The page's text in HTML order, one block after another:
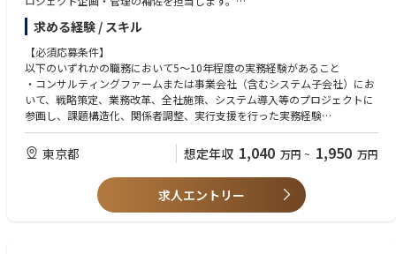
・DevSecOps：CI/CD、IaC、可観測性（Observability）、セキュリティを
包含した、モダンで高速な開発・運用基盤を設計・推進する
▼今期以降の取り組み
・「究極のWESTER体験」の核心となる1to1レコメンドの実現に向け、デ
ータ利活用基盤からマイクロサービスまで含めた、次世代システムアーキ
テクチャの設計・構築
▼働き方の特徴
少人数で裁量を持ちつつ、社内外を巻き込んでプロジェクトを前に進める
・インフラストラクチャ：AWSをメインに、一部Azure・GCPを利用
主に
・プロジェクトマネジメントに関わる課題管理ならびに課題解決等
・チェンジマネジメントに関わるユーザーコミュニケーション・トレーニ
ング等
・プロダクトマネジメントに関わるパートナー・ベンダーコミュニケーシ
ョン等
・並びにプロジェクトマネジメント業務の指導及び人材育成プログラム作
【部署の魅力】
経営企画統轄グループでは、企画グループ・主計グループ・財務グループ
と連携して、各種経営指標に関連する業務のデジタルトランスフォーメー
ション・ビジネスプロセスリエンジニアリングを担っており、新たに導入
求める経験 / スキル
【必須応募条件】
以下のいずれかの職務において5～10年程度の実務経験があること
・コンサルティングファームまたは事業会社（含むシステム子会社）にお
いて、戦略策定、業務改革、全社施策、システム導入等のプロジェクトに
参画し、課題構造化、関係者調整、実行支援を行った実務経験
・人材開発、組織開発、等における各種コンサルティング業務
・事業会社（含むシステム子会社）においてサイバーセキュリティ業務全
般の実務経験
・サイバーセキュリティ関連製品・サービスを提供する企業において、営
業、カスタマーサクセス等の業務に携わった実務経験
東京都 想定年収 1,040 万円 ~ 1,950 万円
求人エントリー